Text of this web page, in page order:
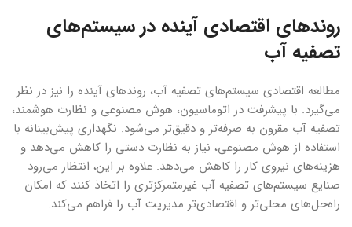
روندهای اقتصادی آینده در سیستم‌های
تصفیه آب
مطالعه اقتصادی سیستم‌های تصفیه آب، روندهای آینده را نیز در نظر
می‌گیرد. با پیشرفت در اتوماسیون، هوش مصنوعی و نظارت هوشمند،
تصفیه آب مقرون به صرفه‌تر و دقیق‌تر می‌شود. نگهداری پیش‌بینانه با
استفاده از هوش مصنوعی، نیاز به نظارت دستی را کاهش می‌دهد و
هزینه‌های نیروی کار را کاهش می‌دهد. علاوه بر این، انتظار می‌رود
صنایع سیستم‌های تصفیه آب غیرمتمرکزتری را اتخاذ کنند که امکان
راه‌حل‌های محلی‌تر و اقتصادی‌تر مدیریت آب را فراهم می‌کند.